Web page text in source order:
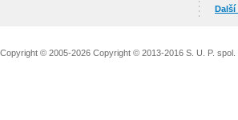
Další
Copyright © 2005-2026 Copyright © 2013-2016 S. U. P.